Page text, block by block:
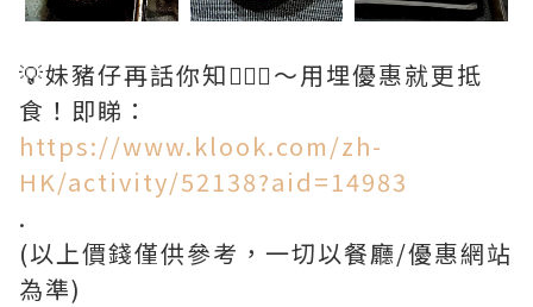
💡妹豬仔再話你知💁🏻‍♀️～用埋優惠就更抵
食！即睇：
https://www.klook.com/zh-
HK/activity/52138?aid=14983
.
(以上價錢僅供參考，一切以餐廳/優惠網站
為準)